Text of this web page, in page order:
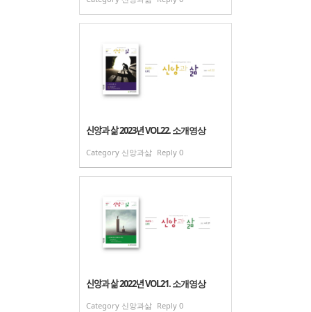
신앙과 삶 2023년 VOL22. 소개영상
Category 신앙과삶 Reply 0
신앙과 삶 2022년 VOL21. 소개영상
Category 신앙과삶 Reply 0